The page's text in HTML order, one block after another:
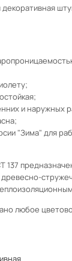
и наружных
"Зима" для
137
древесно-
любое